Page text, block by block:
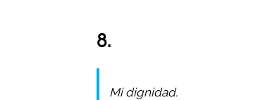
8.
Mi dignidad.